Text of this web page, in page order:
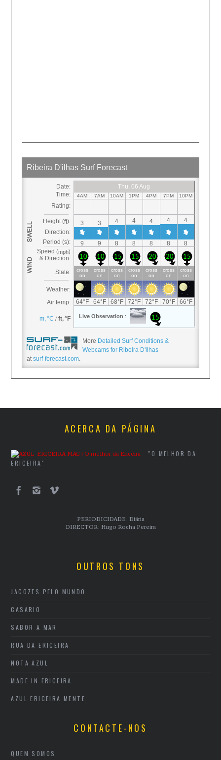
More Detailed Surf Conditions &
Webcams for Ribeira D'ilhas
atsurf-forecast.com.
ACERCA DA PÁGINA
"O MELHOR DA
ERICEIRA"
PERIODICIDADE: Diária
DIRECTOR: Hugo Rocha Pereira
OUTROS TONS
JAGOZES PELO MUNDO
CASARIO
SABOR A MAR
RUA DA ERICEIRA
NOTA AZUL
MADE IN ERICEIRA
AZUL ERICEIRA MENTE
CONTACTE-NOS
QUEM SOMOS